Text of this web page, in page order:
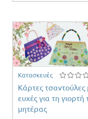
Κατασκευές
Κάρτες τσαντούλες
ευχές για τη γιορτή
μητέρας